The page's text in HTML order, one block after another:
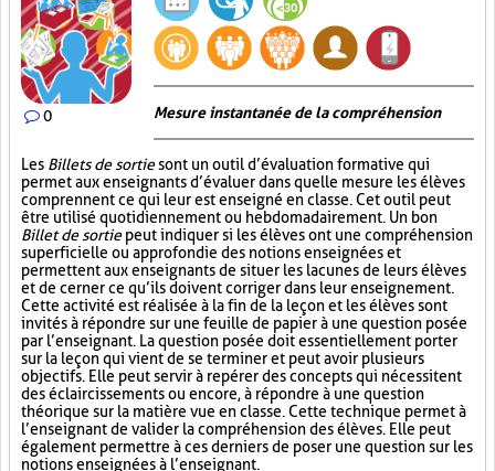
0 Mesure instantanée de la compréhension
Les Billets de sortiesont un outil d’évaluation formative qui
permet aux enseignants d’évaluer dans quelle mesure les élèves
comprennent ce qui leur est enseigné en classe. Cet outil peut
être utilisé quotidiennement ou hebdomadairement. Un bon
Billet de sortiepeut indiquer si les élèves ont une compréhension
superficielle ou approfondie des notions enseignées et
permettent aux enseignants de situer les lacunes de leurs élèves
et de cerner ce qu’ils doivent corriger dans leur enseignement.
Cette activité est réalisée à la fin de la leçon et les élèves sont
invités à répondre sur une feuille de papier à une question posée
par l’enseignant. La question posée doit essentiellement porter
sur la leçon qui vient de se terminer et peut avoir plusieurs
objectifs. Elle peut servir à repérer des concepts qui nécessitent
des éclaircissements ou encore, à répondre à une question
théorique sur la matière vue en classe. Cette technique permet à
l’enseignant de valider la compréhension des élèves. Elle peut
également permettre à ces derniers de poser une question sur les
notions enseignées à l’enseignant.